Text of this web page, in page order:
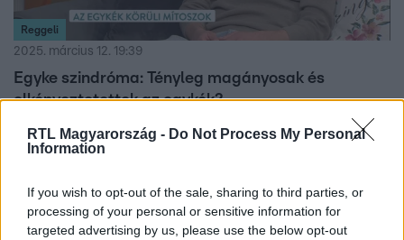
RTL Magyarország - Do Not Process My Personal
Information
If you wish to opt-out of the sale, sharing to third parties, or
processing of your personal or sensitive information for
targeted advertising by us, please use the below opt-out
Reggeli
2025. március 12. 19:39
Egyke szindróma: Tényleg magányosak és
elkényeztetettek az egykék?
Az egykéket gyakran érik sztereotípiák: önzők,
elkényeztetettek, magányosak – de vajon van-e ezekben
mítoszokat, és elmondja, hogyan hat az egykék
személyiségére, ha testvérek nélkül nőnek fel.sztere